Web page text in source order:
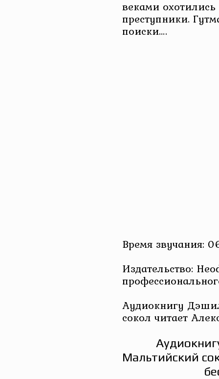
веками
преступники.
поиски….
Время звучания:
Издательство:
Аудиокнигу
сокол читает
Мальтийский